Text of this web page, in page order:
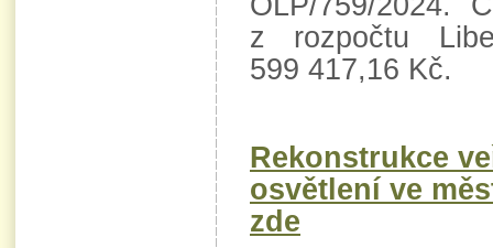
z rozpočtu
599 417,16 Kč.
Rekonstrukce
osvětlení ve
zde